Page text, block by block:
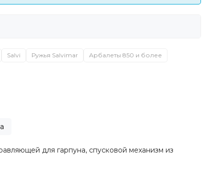
Salvi Ружья Salvimar
Арбалеты 850 и более
для гарпуна, спусковой механизм из